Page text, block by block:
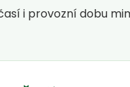
i provozní dobu